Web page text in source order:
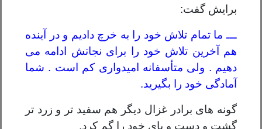
برایش گفت:
ـــ ما تمام تلاش خود را به خرچ دادیم و در آینده
هم آخرین تلاش خود را برای نجاتش ادامه می
دهیم . ولی متأسفانه امیدواری کم است . شما
آمادگی خود را بگیرید.
گونه های برادر غزال دیگر هم سفید تر و زرد تر
گشت و دست و پای خود را گم کرد.